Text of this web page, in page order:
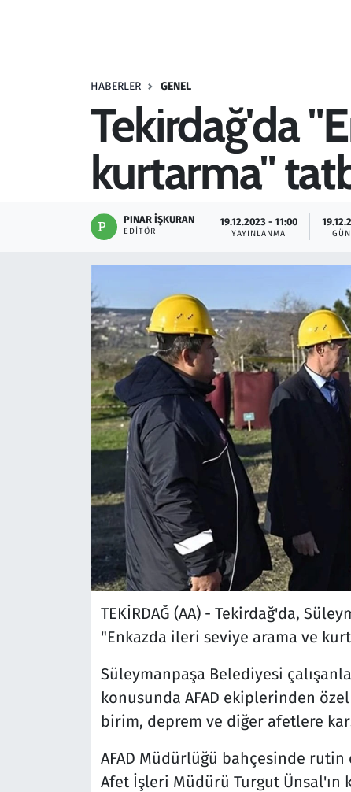
HABERLER GENEL
Tekirdağ'da
kurtarma"
PINAR İŞKURAN
EDITÖR
19.12.2023 - 11:00
YAYINLANMA
TEKİRDAĞ (AA) - Tekirdağ'da,
"Enkazda ileri seviye arama ve
Süleymanpaşa Belediyesi
konusunda AFAD ekiplerinden
birim, deprem ve diğer afetlere
AFAD Müdürlüğü bahçesinde
Afet İşleri Müdürü Turgut
Savunma Sanayi
Televizyon